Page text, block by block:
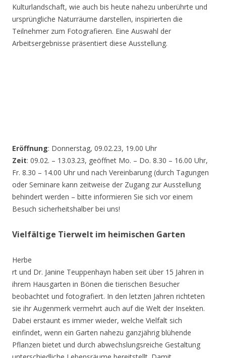
Kulturlandschaft, wie auch bis heute nahezu unberührte und
ursprüngliche Naturräume darstellen, inspirierten die
Teilnehmer zum Fotografieren. Eine Auswahl der
Arbeitsergebnisse präsentiert diese Ausstellung.
Eröffnung: Donnerstag, 09.02.23, 19.00 Uhr
Zeit: 09.02. – 13.03.23, geöffnet Mo. – Do. 8.30 – 16.00 Uhr,
Fr. 8.30 – 14.00 Uhr und nach Vereinbarung (durch Tagungen
oder Seminare kann zeitweise der Zugang zur Ausstellung
behindert werden – bitte informieren Sie sich vor einem
Besuch sicherheitshalber bei uns!
Vielfältige Tierwelt im heimischen Garten
Herbe
rt und Dr. Janine Teuppenhayn haben seit über 15 Jahren in
ihrem Hausgarten in Bönen die tierischen Besucher
beobachtet und fotografiert. In den letzten Jahren richteten
sie ihr Augenmerk vermehrt auch auf die Welt der Insekten.
Dabei erstaunt es immer wieder, welche Vielfalt sich
einfindet, wenn ein Garten nahezu ganzjährig blühende
Pflanzen bietet und durch abwechslungsreiche Gestaltung